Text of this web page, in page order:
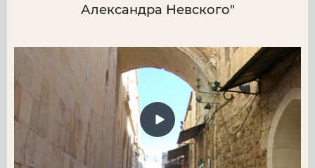
Александра Невского"